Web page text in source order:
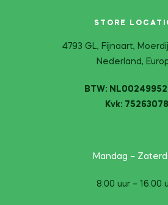
STORE
4793 GL, Fijnaart,
Nederland,
BTW:
Kvk: 75263078
Mandag –
8:00 uur – 16:00